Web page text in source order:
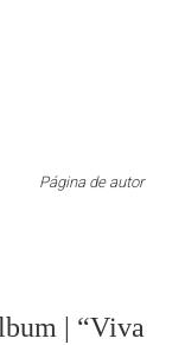
Página de autor
| “Viva